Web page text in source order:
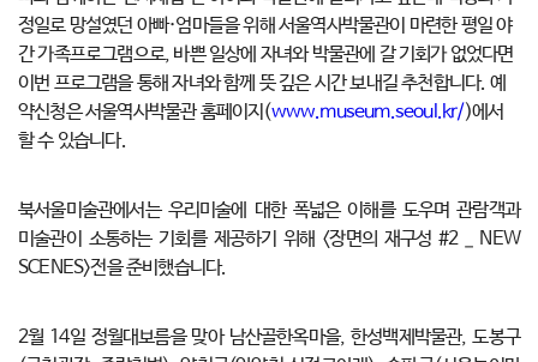
정일로 망설였던 아빠·엄마들을 위해 서울역사박물관이 마련한 평일 야
간 가족프로그램으로, 바쁜 일상에 자녀와 박물관에 갈 기회가 없었다면
이번 프로그램을 통해 자녀와 함께 뜻 깊은 시간 보내길 추천합니다. 예
약신청은 서울역사박물관 홈페이지(www.museum.seoul.kr/)에서
할 수 있습니다.
북서울미술관에서는 우리미술에 대한 폭넓은 이해를 도우며 관람객과
미술관이 소통하는 기회를 제공하기 위해 <장면의 재구성 #2 _ NEW
SCENES>전을 준비했습니다.
2월 14일 정월대보름을 맞아 남산골한옥마을, 한성백제박물관, 도봉구